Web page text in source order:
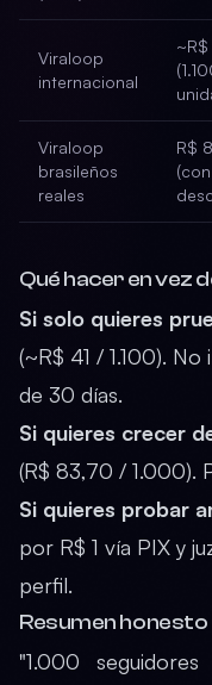
Viraloop
internacional
Viraloop
brasileños
reales
R$
Qué hacer en vez
Si solo quieres
(~R$ 41 / 1.100).
de 30 días.
Si quieres crecer
(R$ 83,70 / 1.000).
Si quieres probar
por R$ 1 vía PIX y
perfil.
Resumen honesto
"1.000